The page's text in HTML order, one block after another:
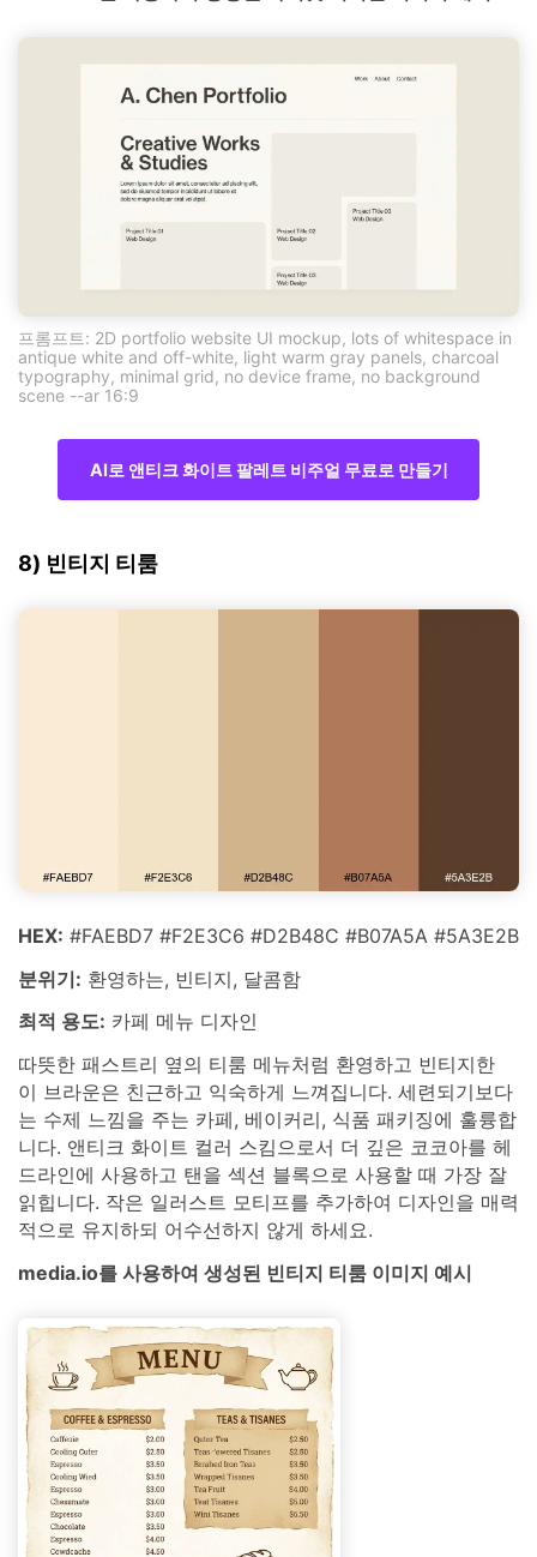
프롬프트: 2D portfolio website UI mockup, lots of whitespace in
antique white and off-white, light warm gray panels, charcoal
typography, minimal grid, no device frame, no background
scene --ar 16:9
AI로 앤티크 화이트 팔레트 비주얼 무료로 만들기
8) 빈티지 티룸
HEX: #FAEBD7 #F2E3C6 #D2B48C #B07A5A #5A3E2B
분위기: 환영하는, 빈티지, 달콤함
최적 용도: 카페 메뉴 디자인
따뜻한 패스트리 옆의 티룸 메뉴처럼 환영하고 빈티지한
이 브라운은 친근하고 익숙하게 느껴집니다. 세련되기보다
는 수제 느낌을 주는 카페, 베이커리, 식품 패키징에 훌륭합
니다. 앤티크 화이트 컬러 스킴으로서 더 깊은 코코아를 헤
드라인에 사용하고 탠을 섹션 블록으로 사용할 때 가장 잘
읽힙니다. 작은 일러스트 모티프를 추가하여 디자인을 매력
적으로 유지하되 어수선하지 않게 하세요.
media.io를 사용하여 생성된 빈티지 티룸 이미지 예시